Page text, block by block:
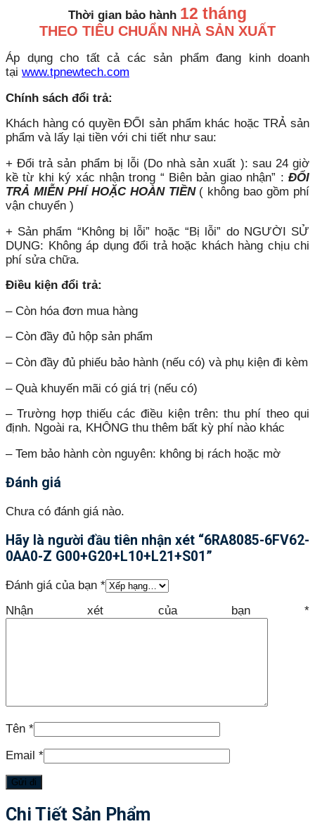
Thời gian bảo hành 12 tháng
THEO TIÊU CHUẨN NHÀ SẢN XUẤT
Áp dụng cho tất cả các sản phẩm đang kinh doanh
tại www.tpnewtech.com
Chính sách đổi trả:
Khách hàng có quyền ĐỔI sản phẩm khác hoặc TRẢ sản
phẩm và lấy lại tiền với chi tiết như sau:
+ Đổi trả sản phẩm bị lỗi (Do nhà sản xuất ): sau 24 giờ
kề từ khi ký xác nhận trong “ Biên bản giao nhận” : ĐỔI
TRẢ MIỄN PHÍ HOẶC HOÀN TIỀN( không bao gồm phí
vận chuyển )
+ Sản phẩm “Không bị lỗi” hoặc “Bị lỗi” do NGƯỜI SỬ
DỤNG: Không áp dụng đổi trả hoặc khách hàng chịu chi
phí sửa chữa.
Điều kiện đổi trả:
– Còn hóa đơn mua hàng
– Còn đầy đủ hộp sản phẩm
– Còn đầy đủ phiếu bảo hành (nếu có) và phụ kiện đi kèm
– Quà khuyến mãi có giá trị (nếu có)
– Trường hợp thiếu các điều kiện trên: thu phí theo qui
định. Ngoài ra, KHÔNG thu thêm bất kỳ phí nào khác
– Tem bảo hành còn nguyên: không bị rách hoặc mờ
Đánh giá
Chưa có đánh giá nào.
Hãy là người đầu tiên nhận xét “6RA8085-6FV62-
0AA0-Z G00+G20+L10+L21+S01”
Đánh giá của bạn *
Nhận xét của bạn *
Tên *
Email *
Chi Tiết Sản Phẩm